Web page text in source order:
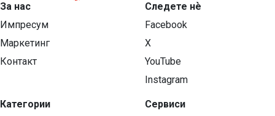
За нас
Импресум
Маркетинг
Контакт
Категории
Следете нѐ
Facebook
X
YouTube
Instagram
Сервиси